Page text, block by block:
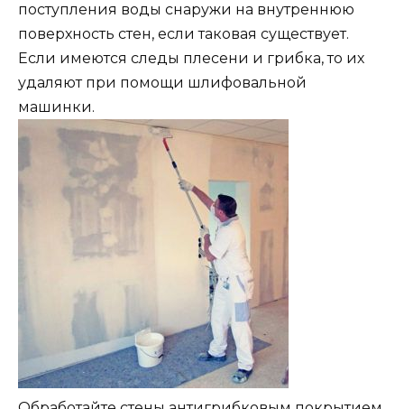
поступления воды снаружи на внутреннюю
поверхность стен, если таковая существует.
Если имеются следы плесени и грибка, то их
удаляют при помощи шлифовальной
машинки.